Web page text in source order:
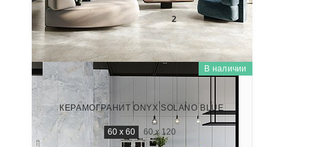
3 400 ₽/м2
В наличии
ONYX
NTT995100P
КЕРАМОГРАНИТ ONYX SOLANO BLUE
60 x 60 60 x 120